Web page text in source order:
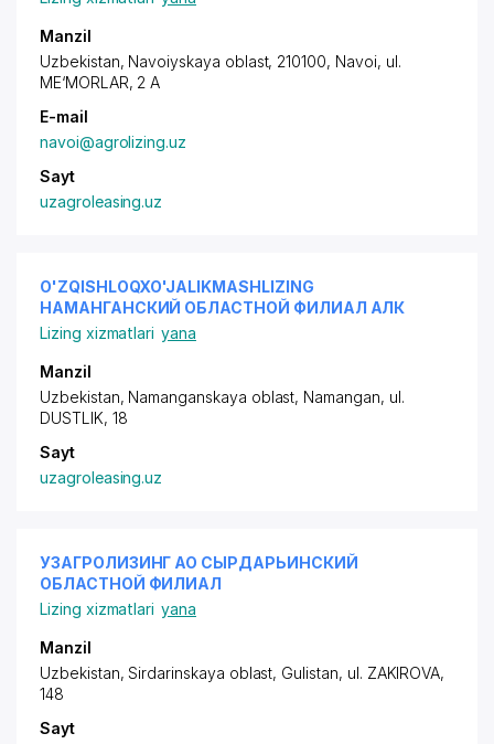
Manzil
Uzbekistan, Navoiyskaya oblast, 210100, Navoi, ul.
ME‘MORLAR, 2 A
E-mail
navoi@agrolizing.uz
Sayt
uzagroleasing.uz
O'ZQISHLOQXO'JALIKMASHLIZING
НАМАНГАНСКИЙ ОБЛАСТНОЙ ФИЛИАЛ АЛК
Lizing xizmatlari yana
Manzil
Uzbekistan, Namanganskaya oblast, Namangan, ul.
DUSTLIK, 18
Sayt
uzagroleasing.uz
УЗАГРОЛИЗИНГ АО СЫРДАРЬИНСКИЙ
ОБЛАСТНОЙ ФИЛИАЛ
Lizing xizmatlari yana
Manzil
Uzbekistan, Sirdarinskaya oblast, Gulistan, ul. ZAKIROVA,
148
Sayt